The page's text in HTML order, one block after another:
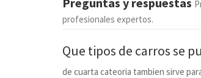
profesionales expertos.
Que tipos de carros se
de cuarta cateoria tambien sirve